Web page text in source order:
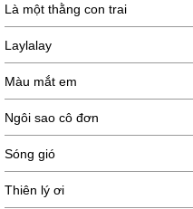
Là một thằng con trai
Laylalay
Màu mắt em
Ngôi sao cô đơn
Sóng gió
Thiên lý ơi